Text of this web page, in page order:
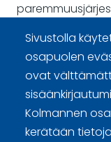
Sivustolla
osapuolen
ovat
Kolmannen
kerätään
Curling Finland